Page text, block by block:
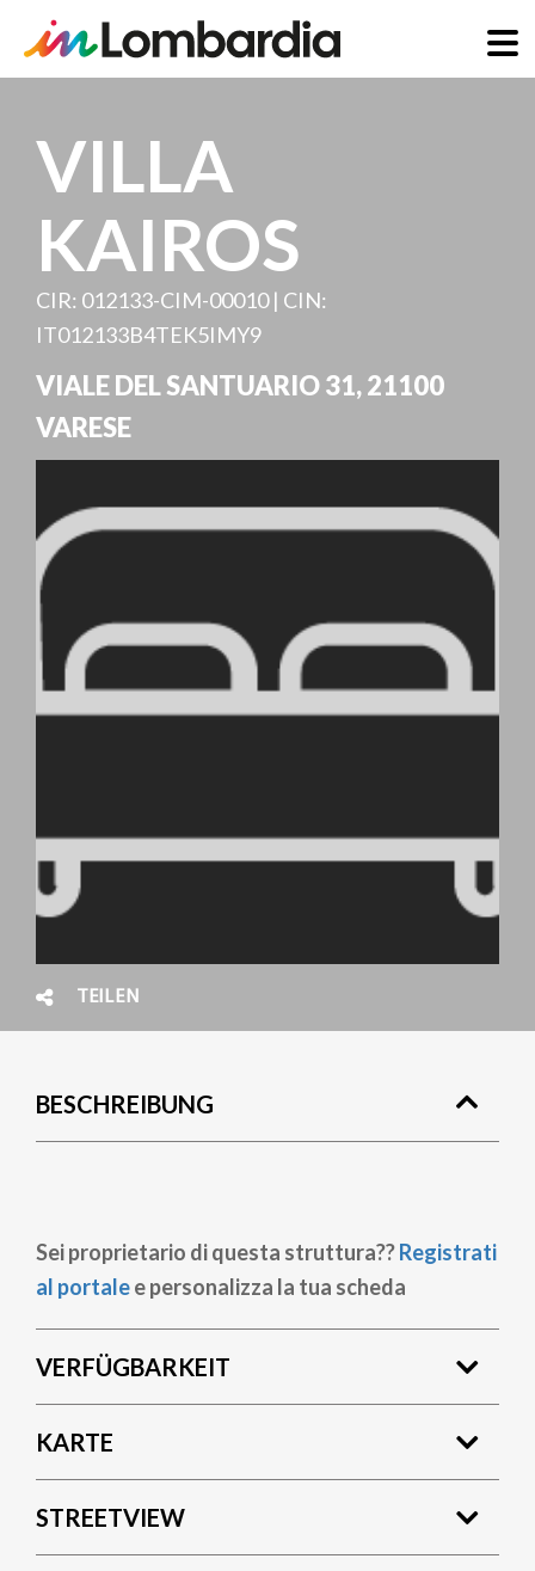
InhaltVILLA
KAIROS
CIR: 012133-CIM-00010 | CIN:
IT012133B4TEK5IMY9
VIALE DEL SANTUARIO 31,21100
VARESE
TEILEN
BESCHREIBUNG
Sei proprietario di questa struttura??Registrati
al portalee personalizza la tua scheda
VERFÜGBARKEIT
KARTE
STREETVIEW